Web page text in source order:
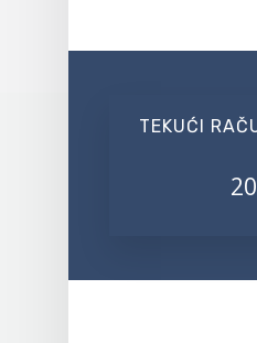
TEKUĆI